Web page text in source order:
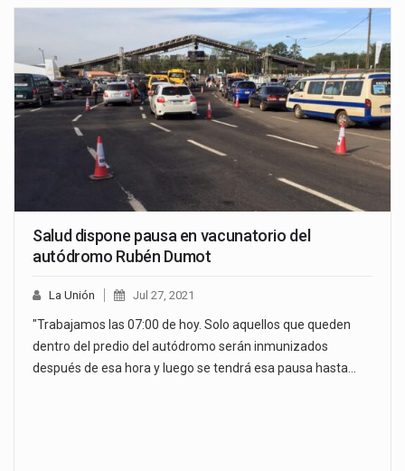
Salud dispone pausa en vacunatorio del
autódromo Rubén Dumot
La Unión Jul 27, 2021
"Trabajamos las 07:00 de hoy. Solo aquellos que queden
dentro del predio del autódromo serán inmunizados
después de esa hora y luego se tendrá esa pausa hasta…